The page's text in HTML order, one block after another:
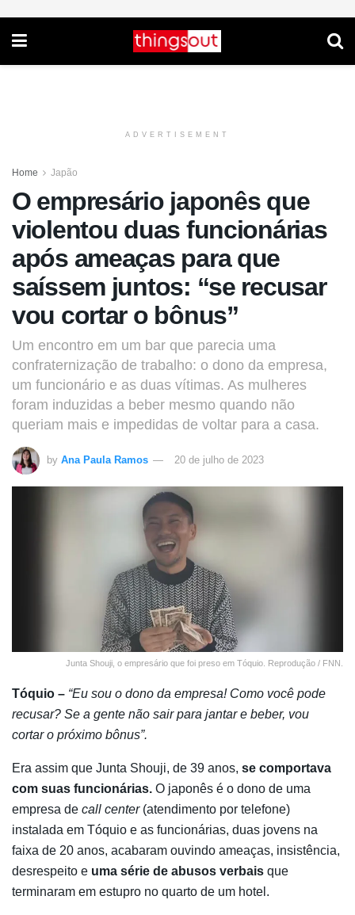
ADVERTISEMENT
Home Japão
O empresário japonês que
violentou duas funcionárias
após ameaças para que
saíssem juntos: “se recusar
vou cortar o bônus”
Um encontro em um bar que parecia uma
confraternização de trabalho: o dono da empresa,
um funcionário e as duas vítimas. As mulheres
foram induzidas a beber mesmo quando não
queriam mais e impedidas de voltar para a casa.
by Ana Paula Ramos 20 de julho de 2023
Junta Shouji, o empresário que foi preso em Tóquio. Reprodução / FNN.
Tóquio – “Eu sou o dono da empresa! Como você pode
recusar? Se a gente não sair para jantar e beber, vou
cortar o próximo bônus”.
Era assim que Junta Shouji, de 39 anos, se comportava
com suas funcionárias. O japonês é o dono de uma
empresa de call center(atendimento por telefone)
instalada em Tóquio e as funcionárias, duas jovens na
faixa de 20 anos, acabaram ouvindo ameaças, insistência,
desrespeito e uma série de abusos verbais que
terminaram em estupro no quarto de um hotel.